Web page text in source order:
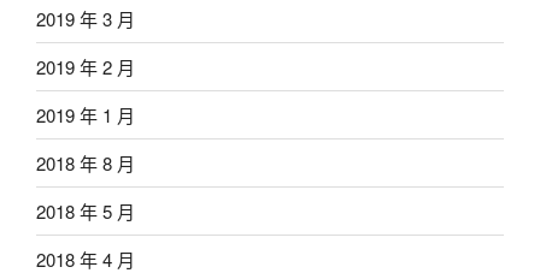
2019 年 3 月
2019 年 2 月
2019 年 1 月
2018 年 8 月
2018 年 5 月
2018 年 4 月